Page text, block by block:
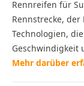
Rennreifen für
Rennstrecke, der
Technologien,
Geschwindigkeit
Mehr darüber